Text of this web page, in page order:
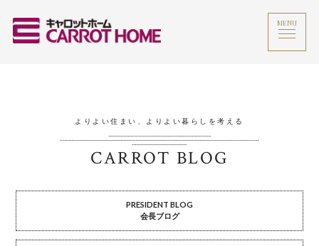
MENU
よりよい住まい、よりよい暮らしを考える
CARROT BLOG
PRESIDENT BLOG
会長ブログ